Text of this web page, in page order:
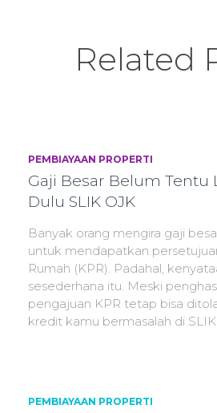
Related
PEMBIAYAAN PROPERTI
Gaji Besar Belum Tentu
Dulu SLIK OJK
Banyak orang mengira gaji
untuk mendapatkan
Rumah (KPR). Padahal,
sesederhana itu. Meski
pengajuan KPR tetap bisa
kredit kamu bermasalah di
PEMBIAYAAN PROPERTI